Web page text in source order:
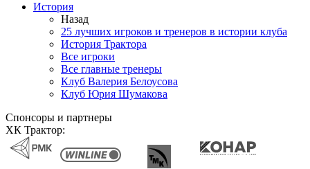
История
Назад
25 лучших игроков и тренеров в истории клуба
История Трактора
Все игроки
Все главные тренеры
Клуб Валерия Белоусова
Клуб Юрия Шумакова
Спонсоры и партнеры
ХК Трактор: